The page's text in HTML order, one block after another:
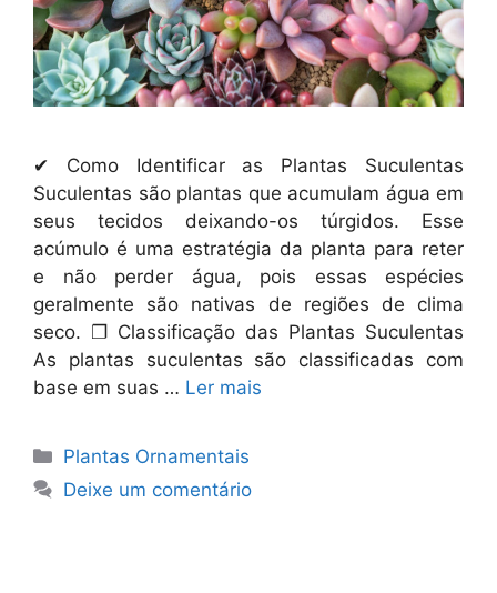
✔ Como Identificar as Plantas Suculentas
Suculentas são plantas que acumulam água em
seus tecidos deixando-os túrgidos. Esse
acúmulo é uma estratégia da planta para reter
e não perder água, pois essas espécies
geralmente são nativas de regiões de clima
seco. ❐ Classificação das Plantas Suculentas
As plantas suculentas são classificadas com
base em suas … Ler mais
Categorias
Plantas Ornamentais
Deixe um comentário